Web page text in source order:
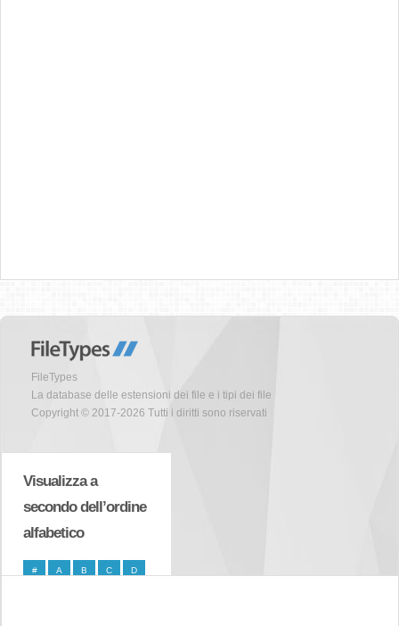
FileTypes
La database delle estensioni dei file e i tipi dei file
Copyright © 2017-2026 Tutti i diritti sono riservati
Visualizza a
secondo dell’ordine
alfabetico
# A B C D